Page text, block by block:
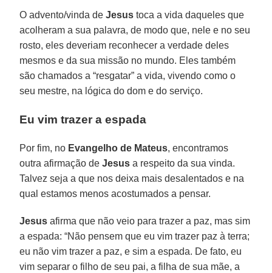
O advento/vinda deJesus toca a vida daqueles que
acolheram a sua palavra, de modo que, nele e no seu
rosto, eles deveriam reconhecer a verdade deles
mesmos e da sua missão no mundo. Eles também
são chamados a “resgatar” a vida, vivendo como o
seu mestre, na lógica do dom e do serviço.
Eu vim trazer a espada
Por fim, no Evangelho de Mateus, encontramos
outra afirmação deJesus a respeito da sua vinda.
Talvez seja a que nos deixa mais desalentados e na
qual estamos menos acostumados a pensar.
Jesus afirma que não veio para trazer a paz, mas sim
a espada: “Não pensem que eu vim trazer paz à terra;
eu não vim trazer a paz, e sim a espada. De fato, eu
vim separar o filho de seu pai, a filha de sua mãe, a